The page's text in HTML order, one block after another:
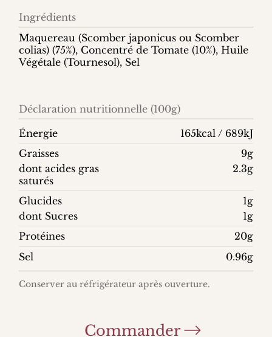
Ingrédients
Maquereau (Scomber japonicus ou Scomber
colias) (75%), Concentré de Tomate (10%), Huile
Végétale (Tournesol), Sel
Déclaration nutritionnelle (100g)
Énergie
165kcal / 689kJ
Graisses
9g
dont acides gras
saturés
2.3g
Glucides
1g
dont Sucres
1g
Protéines
20g
Sel
0.96g
Conserver au réfrigérateur après ouverture.
Commander